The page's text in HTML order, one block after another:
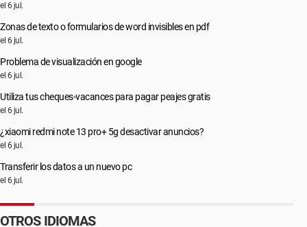
el 6 jul.
Zonas de texto o formularios de word invisibles en pdf
el 6 jul.
Problema de visualización en google
el 6 jul.
Utiliza tus cheques-vacances para pagar peajes gratis
el 6 jul.
¿xiaomi redmi note 13 pro+ 5g desactivar anuncios?
el 6 jul.
Transferir los datos a un nuevo pc
el 6 jul.
OTROS IDIOMAS